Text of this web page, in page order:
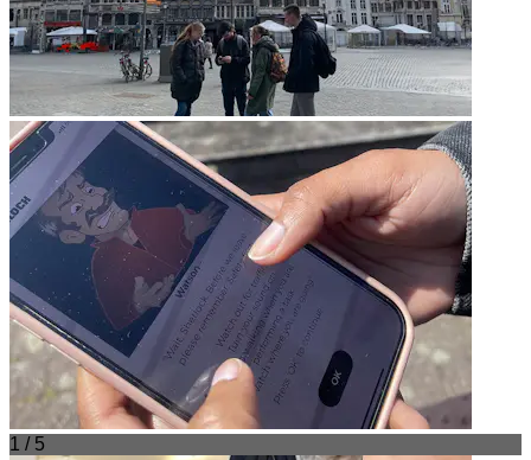
1 / 5